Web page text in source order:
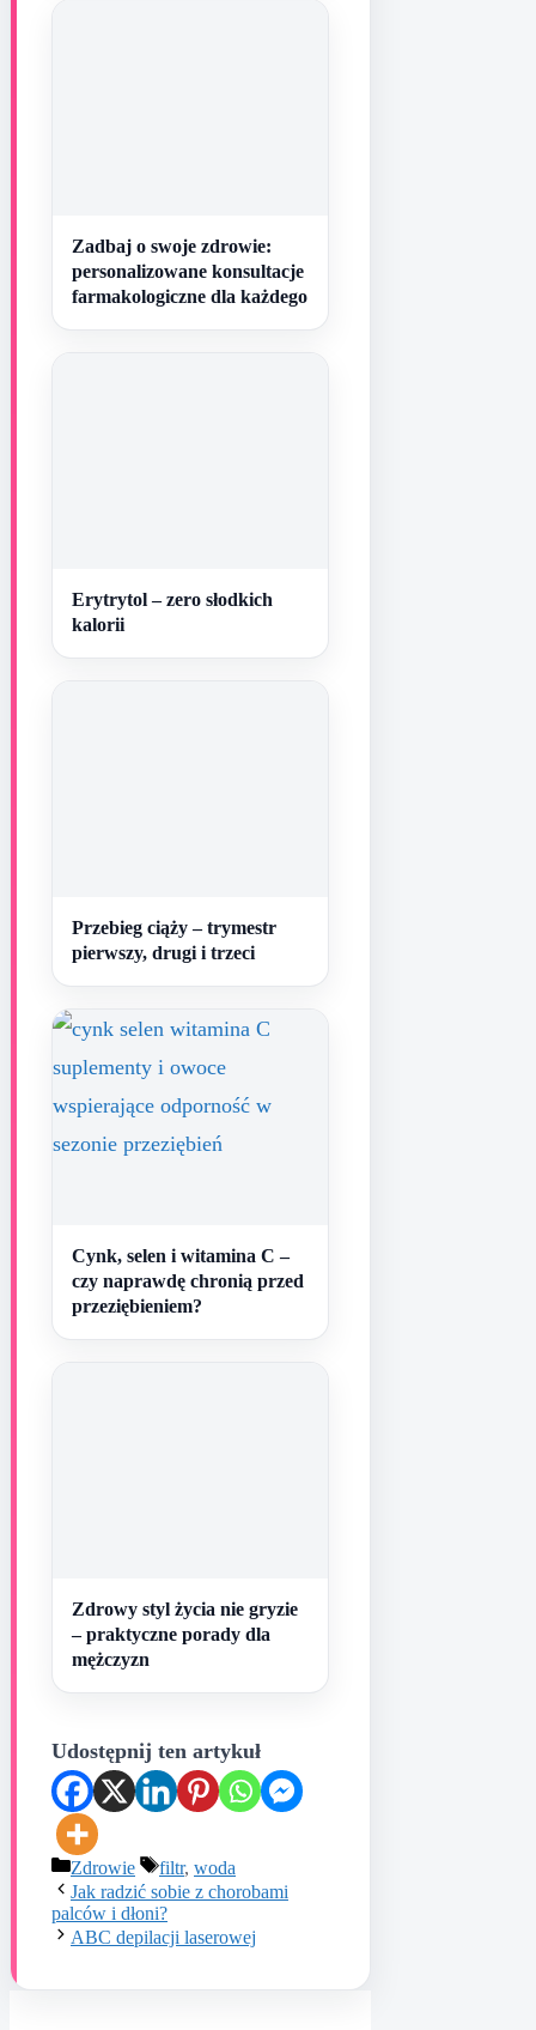
Zadbaj o swoje zdrowie:
personalizowane konsultacje
farmakologiczne dla każdego
Erytrytol – zero słodkich
kalorii
Przebieg ciąży – trymestr
pierwszy, drugi i trzeci
Cynk, selen i witamina C –
czy naprawdę chronią przed
przeziębieniem?
Zdrowy styl życia nie gryzie
– praktyczne porady dla
mężczyzn
Udostępnij ten artykuł
Kategorie
Zdrowie Tagi
filtr, woda
Jak radzić sobie z chorobami
palców i dłoni?
ABC depilacji laserowej